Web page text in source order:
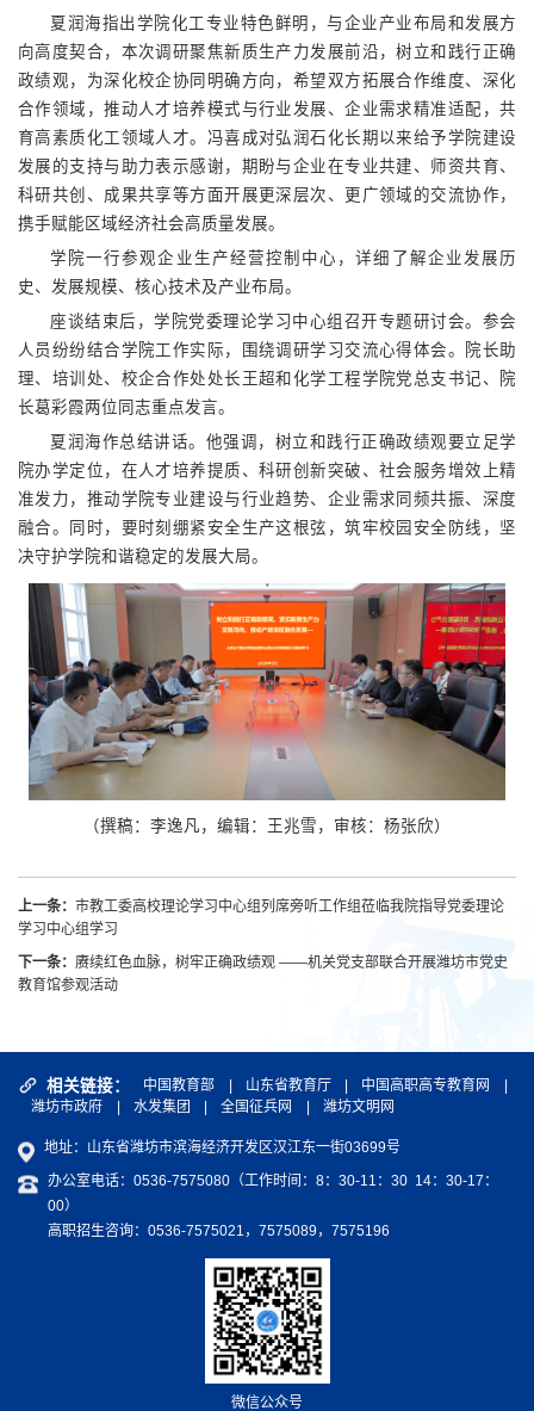
夏润海指出学院化工专业特色鲜明，与企业产业布局和发展方
向高度契合，本次调研聚焦新质生产力发展前沿，树立和践行正确
政绩观，为深化校企协同明确方向，希望双方拓展合作维度、深化
合作领域，推动人才培养模式与行业发展、企业需求精准适配，共
育高素质化工领域人才。冯喜成对弘润石化长期以来给予学院建设
发展的支持与助力表示感谢，期盼与企业在专业共建、师资共育、
科研共创、成果共享等方面开展更深层次、更广领域的交流协作，
携手赋能区域经济社会高质量发展。
学院一行参观企业生产经营控制中心，详细了解企业发展历
史、发展规模、核心技术及产业布局。
座谈结束后，学院党委理论学习中心组召开专题研讨会。参会
人员纷纷结合学院工作实际，围绕调研学习交流心得体会。院长助
理、培训处、校企合作处处长王超和化学工程学院党总支书记、院
长葛彩霞两位同志重点发言。
夏润海作总结讲话。他强调，树立和践行正确政绩观要立足学
院办学定位，在人才培养提质、科研创新突破、社会服务增效上精
准发力，推动学院专业建设与行业趋势、企业需求同频共振、深度
融合。同时，要时刻绷紧安全生产这根弦，筑牢校园安全防线，坚
决守护学院和谐稳定的发展大局。
（撰稿：李逸凡，编辑：王兆雪，审核：杨张欣）
上一条： 市教工委高校理论学习中心组列席旁听工作组莅临我院指导党委理论
学习中心组学习
下一条： 赓续红色血脉，树牢正确政绩观 ——机关党支部联合开展潍坊市党史
教育馆参观活动
相关链接： 中国教育部 山东省教育厅 中国高职高专教育网
潍坊市政府
水发集团 全国征兵网 潍坊文明网
地址：山东省潍坊市滨海经济开发区汉江东一街03699号
办公室电话：0536-7575080（工作时间：8：30-11：30 14：30-17：
00）
高职招生咨询：0536-7575021，7575089，7575196
微信公众号